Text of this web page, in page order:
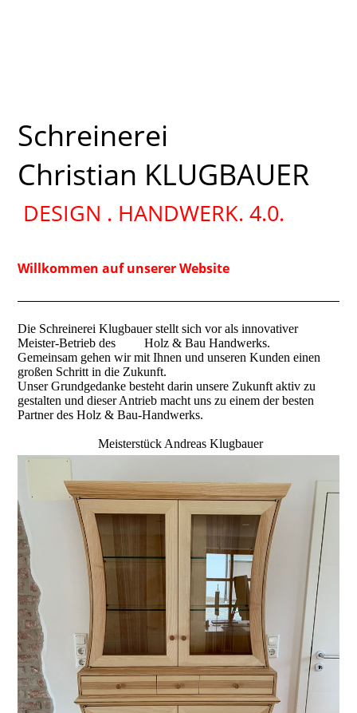
Schreinerei
Christian KLUGBAUER
DESIGN . HANDWERK. 4.0.
Willkommen auf unserer Website
Die Schreinerei Klugbauer stellt sich vor als innovativer
Meister-Betrieb des Holz & Bau Handwerks.
Gemeinsam gehen wir mit Ihnen und unseren Kunden einen
großen Schritt in die Zukunft.
Unser Grundgedanke besteht darin unsere Zukunft aktiv zu
gestalten und dieser Antrieb macht uns zu einem der besten
Partner des Holz & Bau-Handwerks.
Meisterstück Andreas Klugbauer